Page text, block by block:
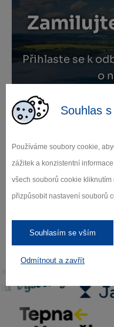
Souhlas
Používáme soubory cookie,
zážitek a konzistentní
všech souborů cookie
přizpůsobit nastavení souborů
Souhlasím se vším
Odmítnout a zavřít
Přihlaste se k
o